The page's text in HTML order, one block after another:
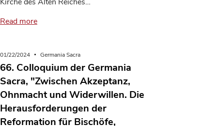
Read more
01/22/2024 Germania Sacra
66. Colloquium der Germania
Sacra, "Zwischen Akzeptanz,
Ohnmacht und Widerwillen. Die
Herausforderungen der
Reformation für Bischöfe,